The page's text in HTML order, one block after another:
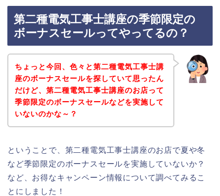
第二種電気工事士講座の季節限定の
ボーナスセールってやってるの？
ちょっと今回、色々と第二種電気工事士講
座のボーナスセールを探していて思ったん
だけど、第二種電気工事士講座のお店って
季節限定のボーナスセールなどを実施して
いないのかな～？
ということで、第二種電気工事士講座のお店で夏や冬
など季節限定のボーナスセールを実施していないか？
など、お得なキャンペーン情報について調べてみるこ
とにしました！